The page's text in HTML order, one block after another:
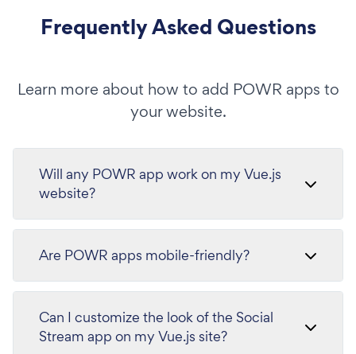
Frequently Asked Questions
Learn more about how to add POWR apps to
your website.
Will any POWR app work on my Vue.js
website?
Are POWR apps mobile-friendly?
Can I customize the look of the Social
Stream app on my Vue.js site?